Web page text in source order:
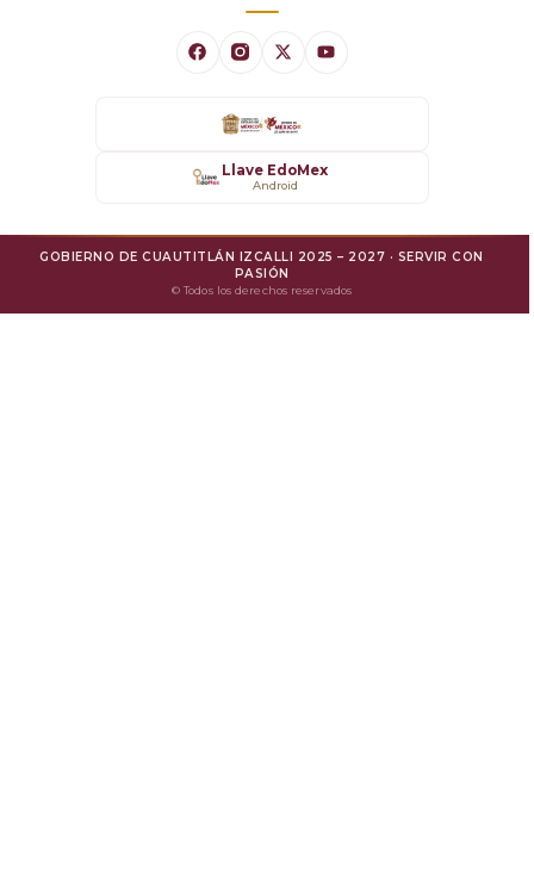
Mejora Regulatoria
Llave EdoMex
Android
GOBIERNO DE CUAUTITLÁN IZCALLI 2025 – 2027 · SERVIR CON
PASIÓN
© Todos los derechos reservados